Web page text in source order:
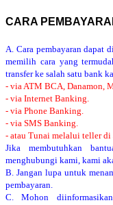
CARA
A. Cara pembayaran dapat
memilih cara yang
transfer ke salah satu bank
- via ATM BCA, Danamon,
- via Internet Banking.
- via Phone Banking.
- via SMS Banking.
- atau Tunai melalui teller di
Jika membutuhkan
menghubungi kami, kami
B. Jangan lupa untuk
pembayaran.
C. Mohon